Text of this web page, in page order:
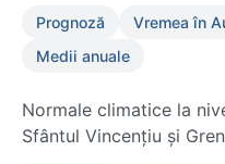
Prognoză Vremea în
Medii anuale
Normale climatice la
Sfântul Vincențiu și